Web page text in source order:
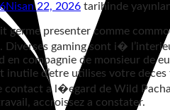
Nisan 22, 2026 tarihinde
germe presenter comme
gaming sont i�
en compagnie de monsieur de
inutile d’etre utilises votre
a l�egard de Wild
accroissez a constater.